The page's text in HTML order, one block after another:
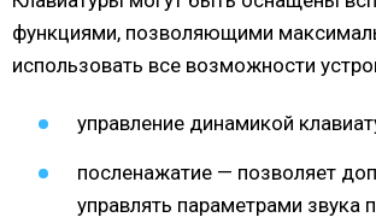
функциями, позволяющими
использовать все возможности
управление динамикой
посленажатие — позволяет
управлять параметрами звука